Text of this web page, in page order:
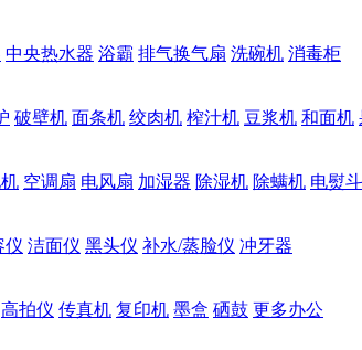
中央热水器 浴霸 排气换气扇 洗碗机 消毒柜
破壁机 面条机 绞肉机 榨汁机 豆浆机 和面机
空调扇 电风扇 加湿器 除湿机 除螨机 电熨斗
仪 洁面仪 黑头仪 补水/蒸脸仪 冲牙器
高拍仪 传真机 复印机 墨盒 硒鼓 更多办公